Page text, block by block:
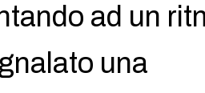
ad un
una